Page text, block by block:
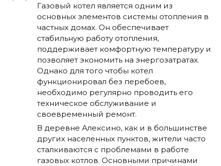
Газовый котел является одним из
основных элементов системы отопления в
частных домах. Он обеспечивает
стабильную работу отопления,
поддерживает комфортную температуру и
позволяет экономить на энергозатратах.
Однако для того чтобы котел
функционировал без перебоев,
необходимо регулярно проводить его
техническое обслуживание и
своевременный ремонт.
В деревне Алексино, как и в большинстве
других населенных пунктов, жители часто
сталкиваются с проблемами в работе
газовых котлов. Основными причинами